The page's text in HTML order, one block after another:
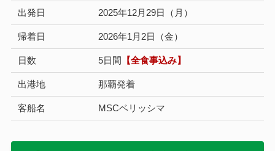
出発日 2025年12月29日（月）
帰着日 2026年1月2日（金）
日数 5日間 【全食事込み】
出港地 那覇発着
客船名 MSCベリッシマ